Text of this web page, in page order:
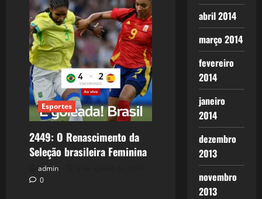
Esportes
2449: O Renascimento da
Seleção brasileira Feminina
admin
0
abril 2014
março 2014
fevereiro
2014
janeiro
2014
dezembro
2013
novembro
2013